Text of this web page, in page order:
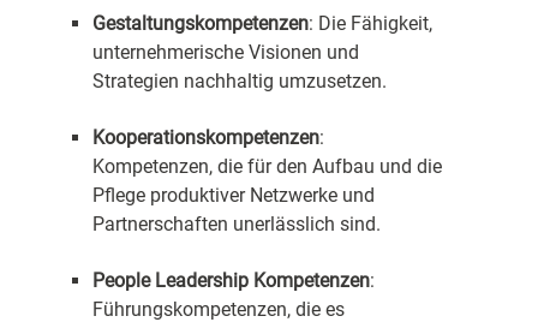
Gestaltungskompetenzen: Die Fähigkeit,
unternehmerische Visionen und
Strategien nachhaltig umzusetzen.
Kooperationskompetenzen:
Kompetenzen, die für den Aufbau und die
Pflege produktiver Netzwerke und
Partnerschaften unerlässlich sind.
People Leadership Kompetenzen:
Führungskompetenzen, die es